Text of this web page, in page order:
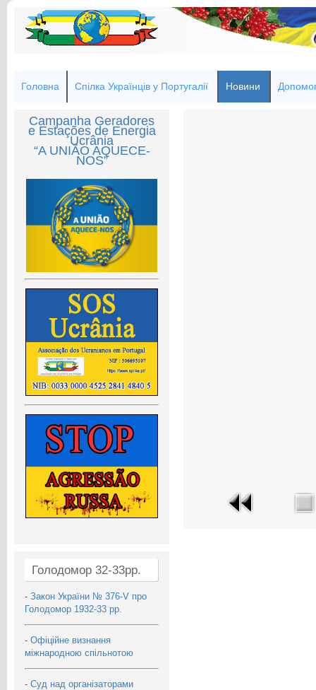
Головна Спілка Українців у Португалії Новини
Campanha Geradores
e Estações de Energia
Ucrânia
“A UNIÃO AQUECE-
NOS”
Голодомор 32-33рр.
- Закон України № 376-V про
Голодомор 1932-33 рр.
- Офіційне визнання
міжнародною спільнотою
- Суд над організаторами